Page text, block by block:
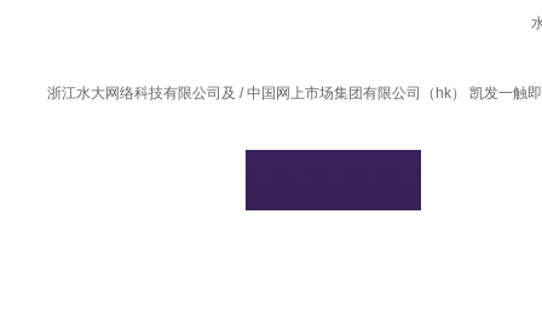
浙江水大网络科技有限公司及 / 中国网上市场集团有限公司（hk） 凯发一触